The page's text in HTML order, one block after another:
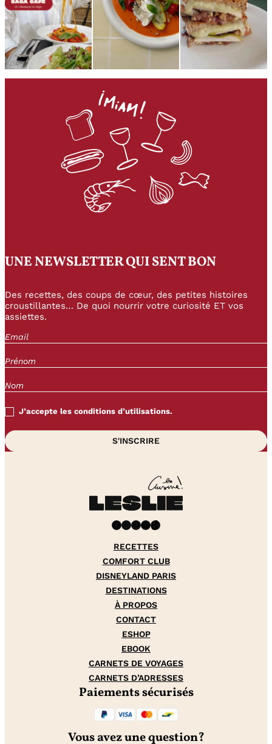
UNE NEWSLETTER QUI SENT BON
Des recettes, des coups de cœur, des petites histoires
croustillantes… De quoi nourrir votre curiosité ET vos
assiettes.
J’accepte les conditions d’utilisations.
Facebook InstagramPinterest YouTube TikTok
RECETTES
COMFORT CLUB
DISNEYLAND PARIS
DESTINATIONS
À PROPOS
CONTACT
ESHOP
EBOOK
CARNETS DE VOYAGES
CARNETS D’ADRESSES
Paiements sécurisés
Vous avez une question?